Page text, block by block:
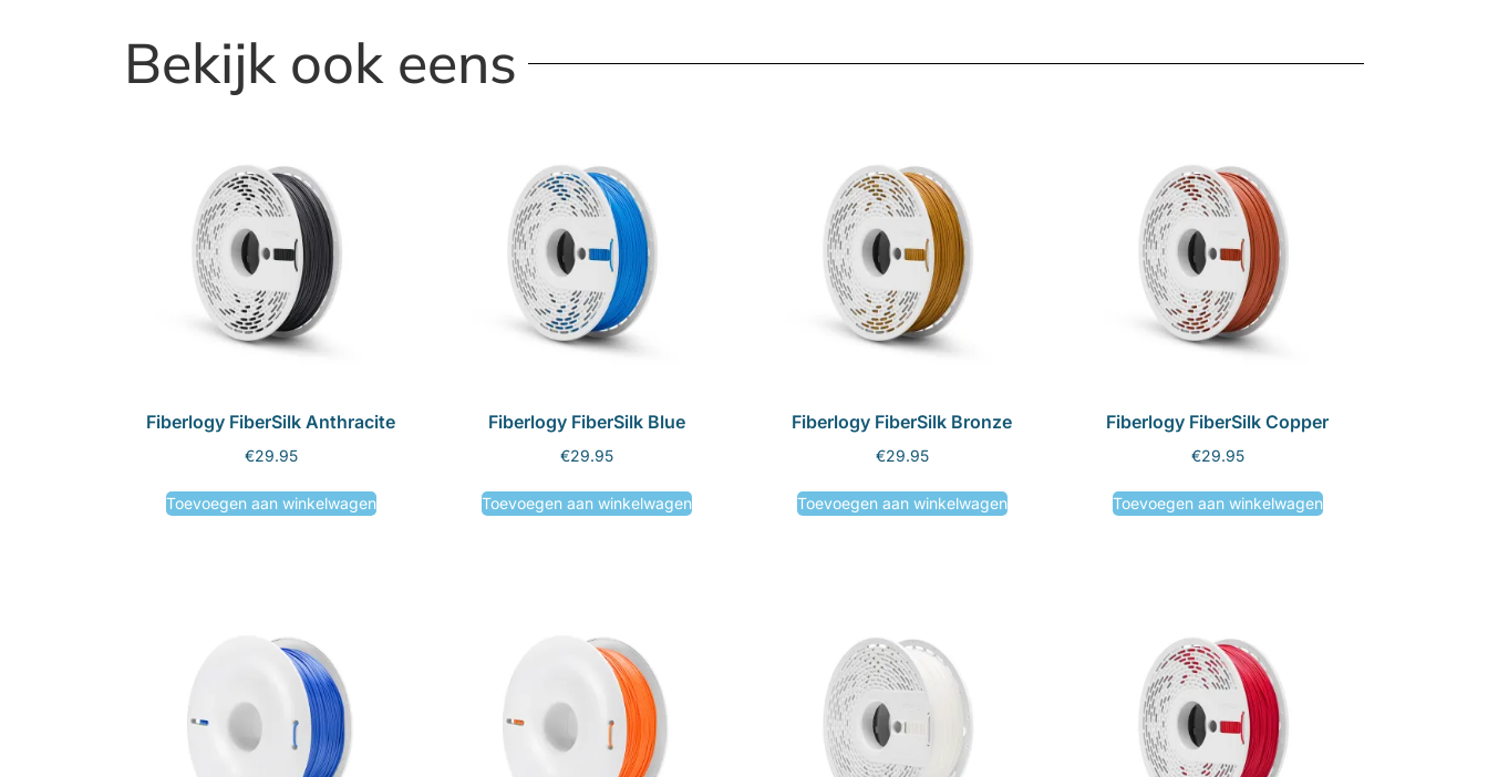
Bekijk ook eens
Fiberlogy FiberSilk Anthracite
€29.95
Toevoegen aan winkelwagen
Fiberlogy FiberSilk Blue
€29.95
Toevoegen aan winkelwagen
Fiberlogy FiberSilk Bronze
€29.95
Toevoegen aan winkelwagen
Fiberlogy FiberSilk Copper
€29.95
Toevoegen aan winkelwagen